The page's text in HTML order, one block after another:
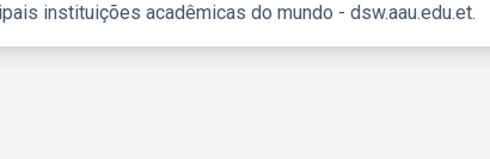
instituições acadêmicas do mundo - dsw.aau.edu.et.